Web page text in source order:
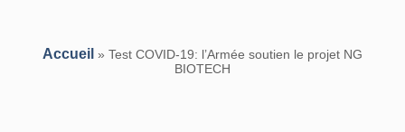
Accueil » Test COVID-19: l’Armée soutien le projet NG
BIOTECH